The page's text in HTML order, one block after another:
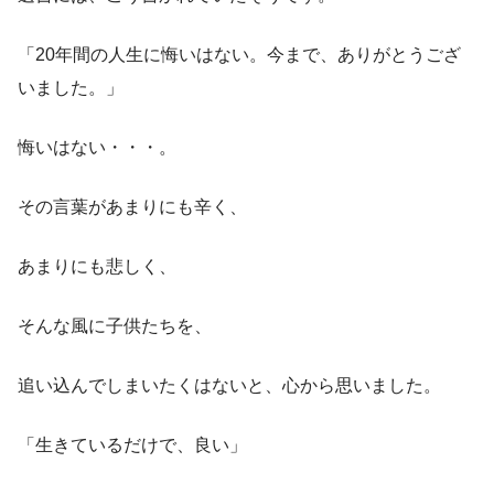
「20年間の人生に悔いはない。今まで、ありがとうござ
いました。」
悔いはない・・・。
その言葉があまりにも辛く、
あまりにも悲しく、
そんな風に子供たちを、
追い込んでしまいたくはないと、心から思いました。
「生きているだけで、良い」